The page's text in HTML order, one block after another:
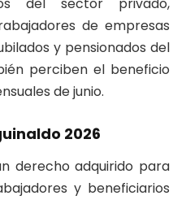
del sector privado,
de empresas
y pensionados del
perciben el beneficio
de junio.
2026
derecho adquirido para
y beneficiarios